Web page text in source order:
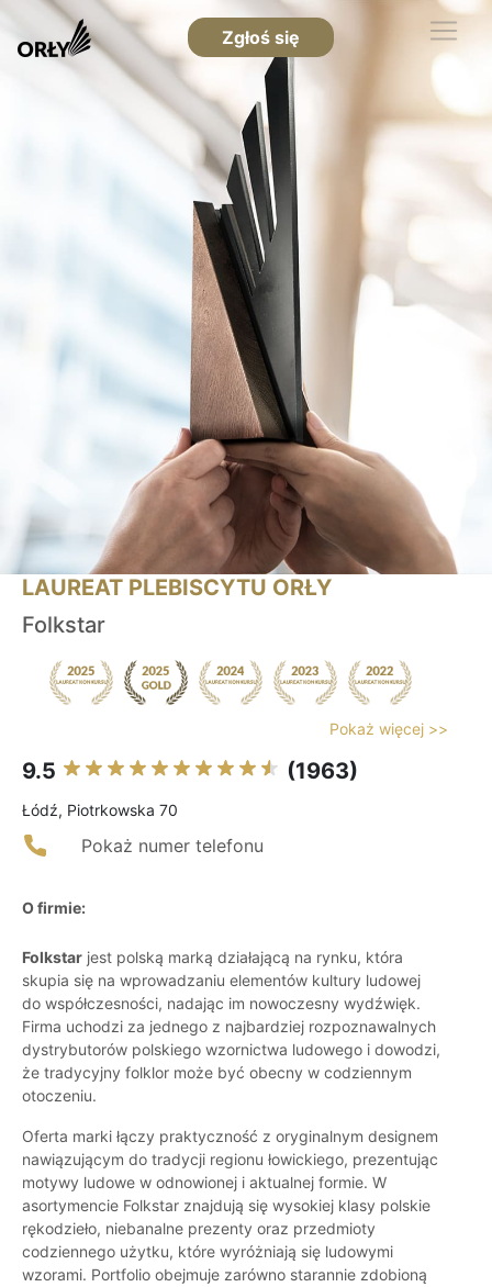
Zgłoś się
LAUREAT PLEBISCYTU ORŁY
Folkstar
Pokaż więcej >>
9.5 (1963)
Łódź, Piotrkowska 70
Pokaż numer telefonu
O firmie:
Folkstar jest polską marką działającą na rynku, która
skupia się na wprowadzaniu elementów kultury ludowej
do współczesności, nadając im nowoczesny wydźwięk.
Firma uchodzi za jednego z najbardziej rozpoznawalnych
dystrybutorów polskiego wzornictwa ludowego i dowodzi,
że tradycyjny folklor może być obecny w codziennym
otoczeniu.
Oferta marki łączy praktyczność z oryginalnym designem
nawiązującym do tradycji regionu łowickiego, prezentując
motywy ludowe w odnowionej i aktualnej formie. W
asortymencie Folkstar znajdują się wysokiej klasy polskie
rękodzieło, niebanalne prezenty oraz przedmioty
codziennego użytku, które wyróżniają się ludowymi
wzorami. Portfolio obejmuje zarówno starannie zdobioną